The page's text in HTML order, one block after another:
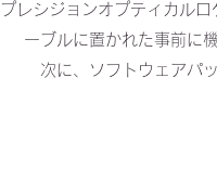
プレシジョンオプティカル
ーブルに置かれた事前に
次に、ソフトウェアパ